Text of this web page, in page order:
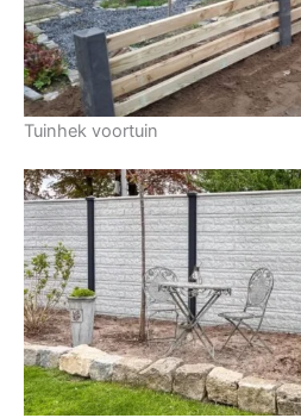
Tuinhek voortuin